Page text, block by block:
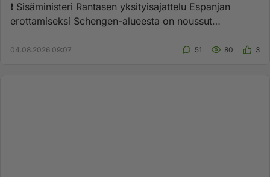
❗️ Sisäministeri Rantasen yksityisajattelu Espanjan
erottamiseksi Schengen-alueesta on noussut
04.08.2026 09:07 51 80 3